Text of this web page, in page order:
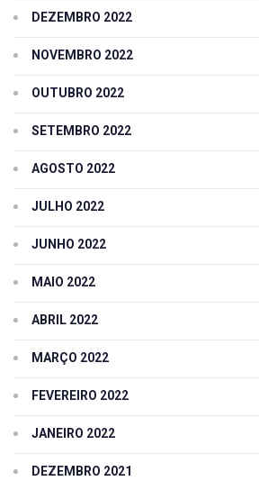
DEZEMBRO 2022
NOVEMBRO 2022
OUTUBRO 2022
SETEMBRO 2022
AGOSTO 2022
JULHO 2022
JUNHO 2022
MAIO 2022
ABRIL 2022
MARÇO 2022
FEVEREIRO 2022
JANEIRO 2022
DEZEMBRO 2021